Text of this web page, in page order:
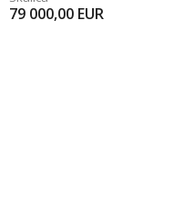
79 000,00 EUR